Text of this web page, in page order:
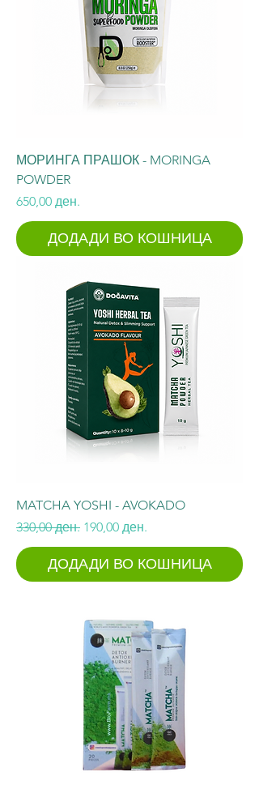
МОРИНГА ПРАШОК - MORINGA
POWDER
Price
650,00 ден.
ДОДАДИ ВО КОШНИЦА
MATCHA YOSHI - AVOKADO
Regular Price
330,00 ден. Sale Price
190,00 ден.
ДОДАДИ ВО КОШНИЦА